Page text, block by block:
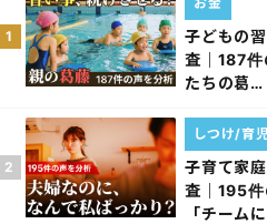
1
子どもの
査｜187件
たちの葛…
2
子育て家
査｜195件
「チーム
しつけ/育